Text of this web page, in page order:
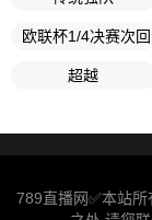
欧联杯1/4决赛次回
超越
789直播网✅本站